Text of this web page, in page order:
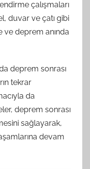
çalışmaları
duvar ve çatı gibi
ve deprem anında
deprem sonrası
tekrar
da
deprem sonrası
sağlayarak,
devam